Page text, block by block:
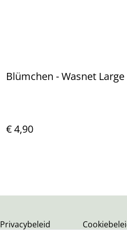
Blümchen - Wasnet Large
€ 4,90
Privacybeleid